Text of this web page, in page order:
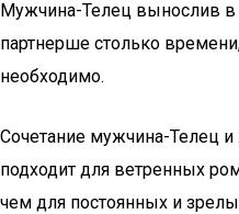
Мужчина-Телец вынослив в
партнерше столько
необходимо.
Сочетание мужчина-Телец
подходит для ветренных
чем для постоянных и